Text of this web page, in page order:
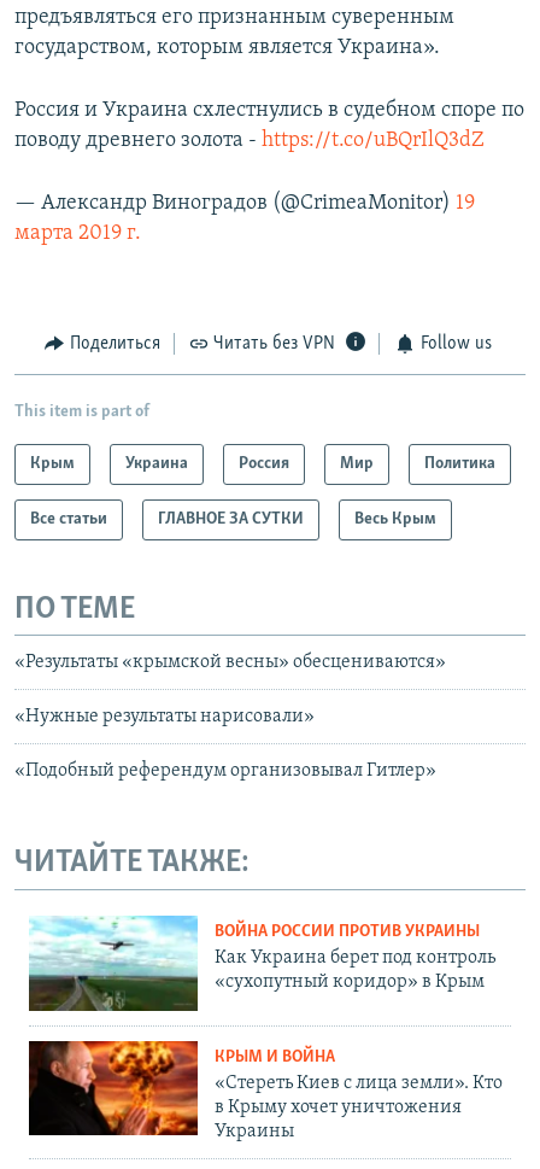
предъявляться его признанным суверенным
государством, которым является Украина».
Россия и Украина схлестнулись в судебном споре по
поводу древнего золота - https://t.co/uBQrIlQ3dZ
— Александр Виноградов (@CrimeaMonitor) 19
марта 2019 г.
Поделиться Читать без VPN Follow us
This item is part of
Крым Украина Россия Мир Политика
Все статьи ГЛАВНОЕ ЗА СУТКИ Весь Крым
ПО ТЕМЕ
«Результаты «крымской весны» обесцениваются»
«Нужные результаты нарисовали»
«Подобный референдум организовывал Гитлер»
ЧИТАЙТЕ ТАКЖЕ:
ВОЙНА РОССИИ ПРОТИВ УКРАИНЫ
Как Украина берет под контроль
«сухопутный коридор» в Крым
КРЫМ И ВОЙНА
«Стереть Киев с лица земли». Кто
в Крыму хочет уничтожения
Украины